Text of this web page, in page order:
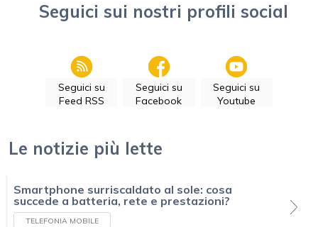
Seguici sui nostri profili social
Seguici su
Feed RSS
Seguici su
Facebook
Seguici su
Youtube
Le notizie più lette
Smartphone surriscaldato al sole: cosa
succede a batteria, rete e prestazioni?
TELEFONIA MOBILE